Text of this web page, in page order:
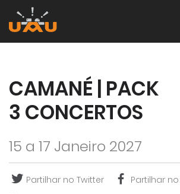
CAMANÉ | PACK
3 CONCERTOS
15 a 17 Janeiro 2027
Partilhar no Twitter
Partilhar